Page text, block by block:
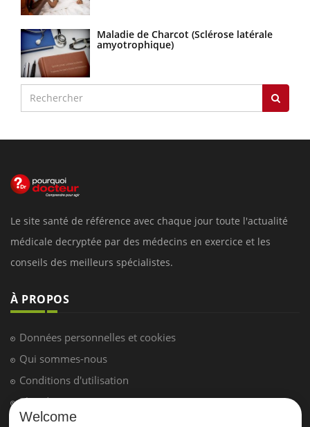
Maladie de Charcot (Sclérose latérale
amyotrophique)
Le site santé de référence avec chaque jour toute l'actualité
médicale decryptée par des médecins en exercice et les
conseils des meilleurs spécialistes.
À PROPOS
Données personnelles et cookies
Qui sommes-nous
Conditions d'utilisation
Plan du site
Mentions Légales
Welcome